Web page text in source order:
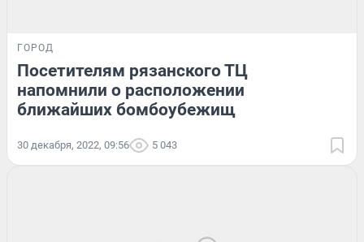
ГОРОД
Посетителям рязанского ТЦ
напомнили о расположении
ближайших бомбоубежищ
30 декабря, 2022, 09:56 5 043